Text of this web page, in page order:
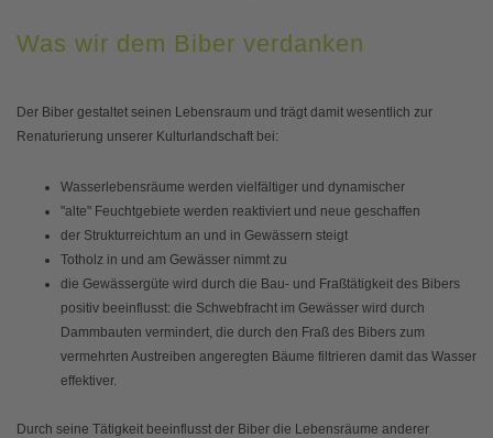
Was wir dem Biber verdanken
Der Biber gestaltet seinen Lebensraum und trägt damit wesentlich zur
Renaturierung unserer Kulturlandschaft bei:
Wasserlebensräume werden vielfältiger und dynamischer
"alte" Feuchtgebiete werden reaktiviert und neue geschaffen
der Strukturreichtum an und in Gewässern steigt
Totholz in und am Gewässer nimmt zu
die Gewässergüte wird durch die Bau- und Fraßtätigkeit des Bibers
positiv beeinflusst: die Schwebfracht im Gewässer wird durch
Dammbauten vermindert, die durch den Fraß des Bibers zum
vermehrten Austreiben angeregten Bäume filtrieren damit das Wasser
effektiver.
Durch seine Tätigkeit beeinflusst der Biber die Lebensräume anderer